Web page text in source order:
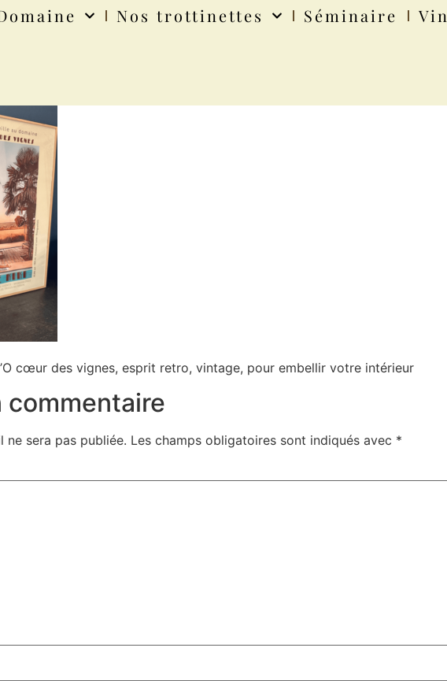
Nos trottinettes Séminaire Vin
cœur des vignes, esprit retro, vintage, pour embellir votre intérieur
commentaire
ne sera pas publiée. Les champs obligatoires sont indiqués avec *